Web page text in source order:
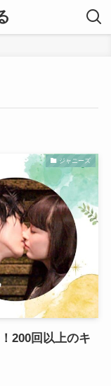
ジャニーズ
200回以上のキ